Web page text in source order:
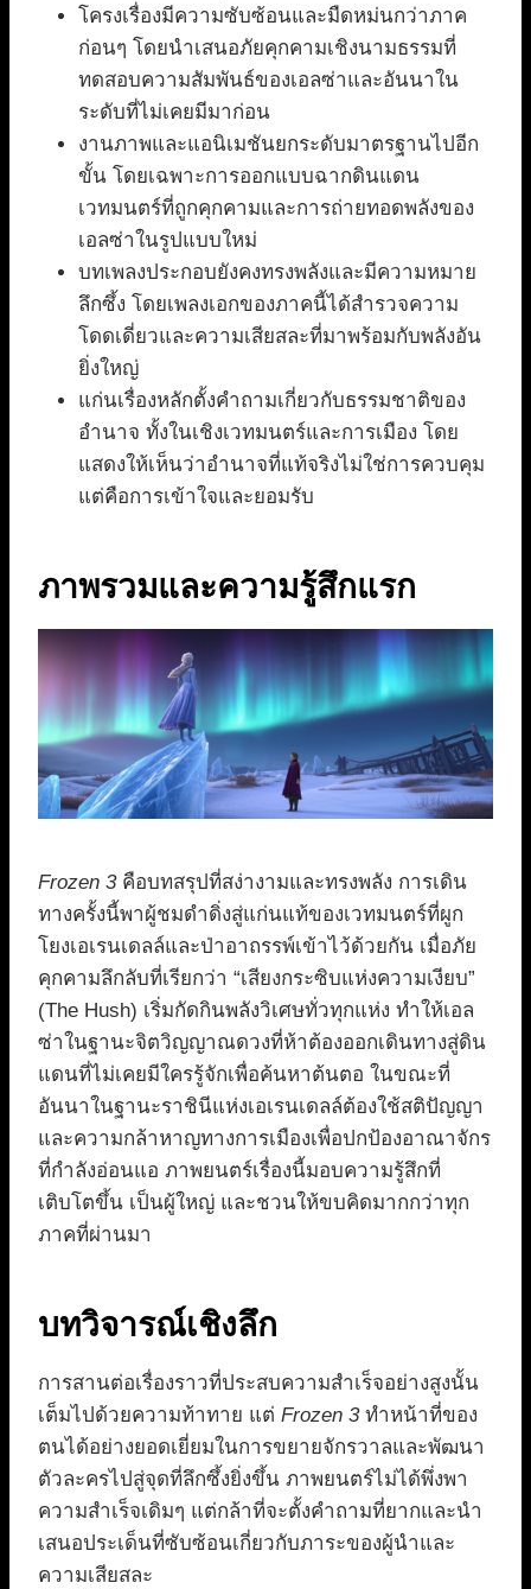
โครงเรื่องมีความซับซ้อนและมืดหม่นกว่าภาค
ก่อนๆ โดยนำเสนอภัยคุกคามเชิงนามธรรมที่
ทดสอบความสัมพันธ์ของเอลซ่าและอันนาใน
ระดับที่ไม่เคยมีมาก่อน
งานภาพและแอนิเมชันยกระดับมาตรฐานไปอีก
ขั้น โดยเฉพาะการออกแบบฉากดินแดน
เวทมนตร์ที่ถูกคุกคามและการถ่ายทอดพลังของ
เอลซ่าในรูปแบบใหม่
บทเพลงประกอบยังคงทรงพลังและมีความหมาย
ลึกซึ้ง โดยเพลงเอกของภาคนี้ได้สำรวจความ
โดดเดี่ยวและความเสียสละที่มาพร้อมกับพลังอัน
ยิ่งใหญ่
แก่นเรื่องหลักตั้งคำถามเกี่ยวกับธรรมชาติของ
อำนาจ ทั้งในเชิงเวทมนตร์และการเมือง โดย
แสดงให้เห็นว่าอำนาจที่แท้จริงไม่ใช่การควบคุม
แต่คือการเข้าใจและยอมรับ
ภาพรวมและความรู้สึกแรก
Frozen 3คือบทสรุปที่สง่างามและทรงพลัง การเดิน
ทางครั้งนี้พาผู้ชมดำดิ่งสู่แก่นแท้ของเวทมนตร์ที่ผูก
โยงเอเรนเดลล์และป่าอาถรรพ์เข้าไว้ด้วยกัน เมื่อภัย
คุกคามลึกลับที่เรียกว่า “เสียงกระซิบแห่งความเงียบ”
(The Hush) เริ่มกัดกินพลังวิเศษทั่วทุกแห่ง ทำให้เอล
ซ่าในฐานะจิตวิญญาณดวงที่ห้าต้องออกเดินทางสู่ดิน
แดนที่ไม่เคยมีใครรู้จักเพื่อค้นหาต้นตอ ในขณะที่
อันนาในฐานะราชินีแห่งเอเรนเดลล์ต้องใช้สติปัญญา
และความกล้าหาญทางการเมืองเพื่อปกป้องอาณาจักร
ที่กำลังอ่อนแอ ภาพยนตร์เรื่องนี้มอบความรู้สึกที่
เติบโตขึ้น เป็นผู้ใหญ่ และชวนให้ขบคิดมากกว่าทุก
ภาคที่ผ่านมา
บทวิจารณ์เชิงลึก
การสานต่อเรื่องราวที่ประสบความสำเร็จอย่างสูงนั้น
เต็มไปด้วยความท้าทาย แต่ Frozen 3ทำหน้าที่ของ
ตนได้อย่างยอดเยี่ยมในการขยายจักรวาลและพัฒนา
ตัวละครไปสู่จุดที่ลึกซึ้งยิ่งขึ้น ภาพยนตร์ไม่ได้พึ่งพา
ความสำเร็จเดิมๆ แต่กล้าที่จะตั้งคำถามที่ยากและนำ
เสนอประเด็นที่ซับซ้อนเกี่ยวกับภาระของผู้นำและ
ความเสียสละ